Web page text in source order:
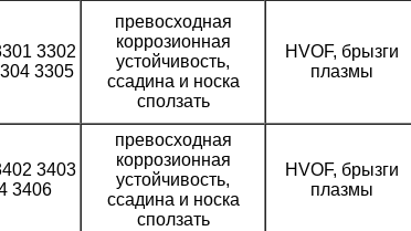
3302
3305
превосходная
коррозионная
устойчивость,
ссадина и носка
сползать
HVOF, брызги
плазмы
3403
3406
превосходная
коррозионная
устойчивость,
ссадина и носка
сползать
HVOF, брызги
плазмы